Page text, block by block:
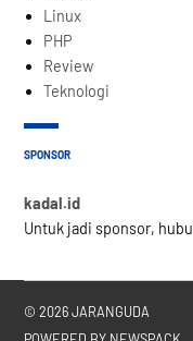
Linux
PHP
Review
Teknologi
SPONSOR
kadal.id
Untuk jadi sponsor,
© 2026 JARANGUDA